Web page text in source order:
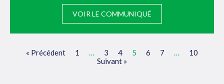
VOIR LE COMMUNIQUÉ
« Précédent 1 … 3 4 5 6 7 …
10
Suivant »